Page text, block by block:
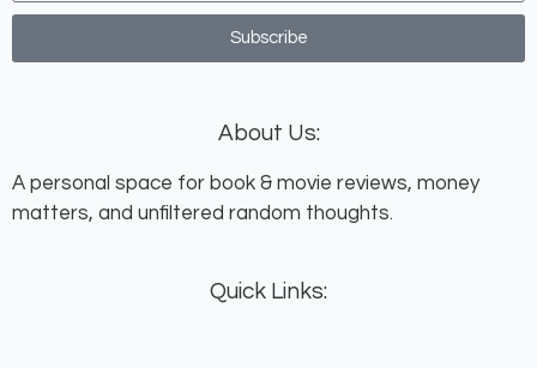
Subscribe
About Us:
A personal space for book & movie reviews, money
matters, and unfiltered random thoughts.
Quick Links: